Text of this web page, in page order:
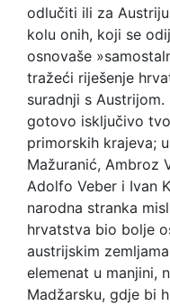
odlučiti ili za
kolu onih, koji se
osnovaše
tražeći riješenje
suradnji s
gotovo isključivo
primorskih krajeva;
Mažuranić, Ambroz
Adolfo Veber i Ivan
narodna stranka
hrvatstva bio bolje
austrijskim
elemenat u manjini,
Madžarsku, gdje bi